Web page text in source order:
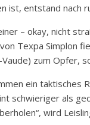
ist, entstand nach
– okay, nicht
Texpa Simplon
zum Opfer,
ein taktisches
schwieriger als
wird